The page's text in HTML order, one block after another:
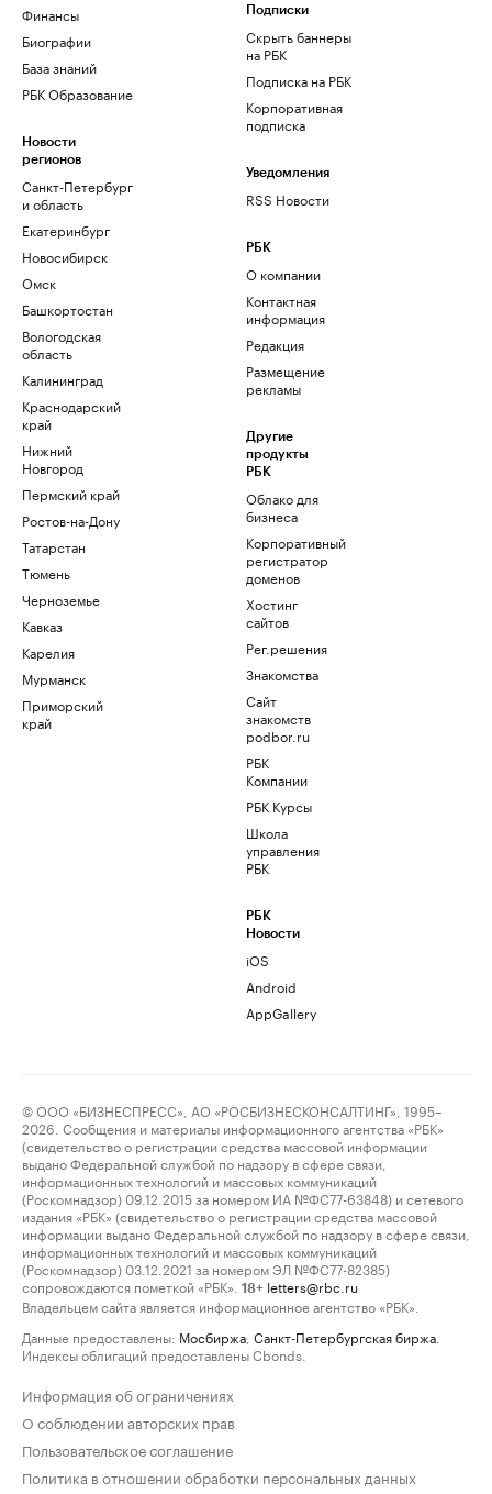
Финансы
Биографии
База знаний
РБК Образование
Новости
регионов
Санкт-Петербург
и область
Екатеринбург
Новосибирск
Омск
Башкортостан
Вологодская
область
Калининград
Краснодарский
край
Нижний
Новгород
Пермский край
Ростов-на-Дону
Татарстан
Тюмень
Черноземье
Кавказ
Карелия
Мурманск
Приморский
край
Подписки
Скрыть баннеры
на РБК
Подписка на РБК
Корпоративная
подписка
Уведомления
RSS Новости
РБК
О компании
Контактная
информация
Редакция
Размещение
рекламы
Другие
продукты
РБК
Облако для
бизнеса
Корпоративный
регистратор
доменов
Хостинг
сайтов
Рег.решения
Знакомства
Сайт
знакомств
podbor.ru
РБК
Компании
РБК Курсы
Школа
управления
РБК
РБК
Новости
iOS
Android
AppGallery
© ООО «БИЗНЕСПРЕСС», АО «РОСБИЗНЕСКОНСАЛТИНГ», 1995–
2026. Сообщения и материалы информационного агентства «РБК»
(свидетельство о регистрации средства массовой информации
выдано Федеральной службой по надзору в сфере связи,
информационных технологий и массовых коммуникаций
(Роскомнадзор) 09.12.2015 за номером ИА №ФС77-63848) и сетевого
издания «РБК» (свидетельство о регистрации средства массовой
информации выдано Федеральной службой по надзору в сфере связи,
информационных технологий и массовых коммуникаций
(Роскомнадзор) 03.12.2021 за номером ЭЛ №ФС77-82385)
сопровождаются пометкой «РБК».
18+ letters@rbc.ru
Владельцем сайта является информационное агентство «РБК».
Данные предоставлены: Мосбиржа Санкт-Петербургская биржа
Индексы облигаций предоставлены Cbonds.
Информация об ограничениях
О соблюдении авторских прав
Пользовательское соглашение
Политика в отношении обработки персональных данных